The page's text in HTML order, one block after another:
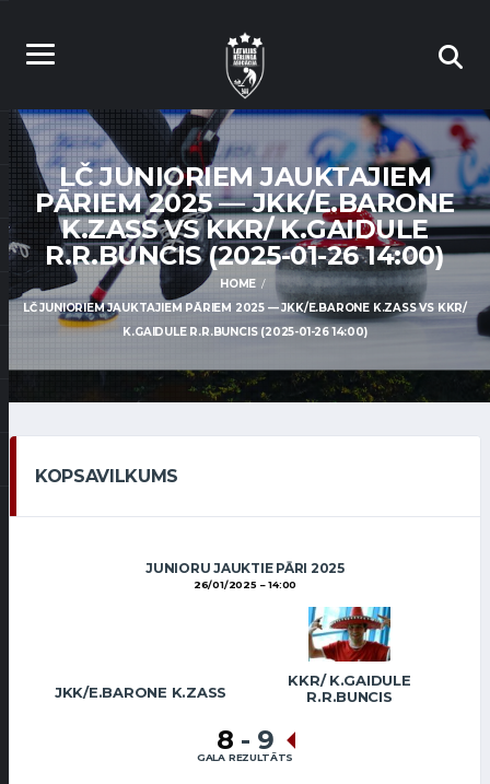
LČ JUNIORIEM JAUKTAJIEM
PĀRIEM 2025 — JKK/E.BARONE
K.ZASS VS KKR/ K.GAIDULE
R.R.BUNCIS (2025-01-26 14:00)
HOME
LČ JUNIORIEM JAUKTAJIEM PĀRIEM 2025 — JKK/E.BARONE K.ZASS VS KKR/
K.GAIDULE R.R.BUNCIS (2025-01-26 14:00)
KOPSAVILKUMS
JUNIORU JAUKTIE PĀRI 2025
26/01/2025 14:00
JKK/E.BARONE K.ZASS
KKR/ K.GAIDULE
R.R.BUNCIS
8 - 9
GALA REZULTĀTS